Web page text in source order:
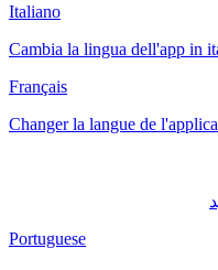
Italiano
Cambia la lingua dell'app in
Français
Changer la langue de
Portuguese